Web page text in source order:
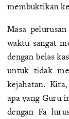
membuktikan
Masa
waktu sangat
dengan belas
untuk tidak
kejahatan.
apa yang Guru
dengan Fa